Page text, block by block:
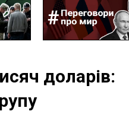
доларів: